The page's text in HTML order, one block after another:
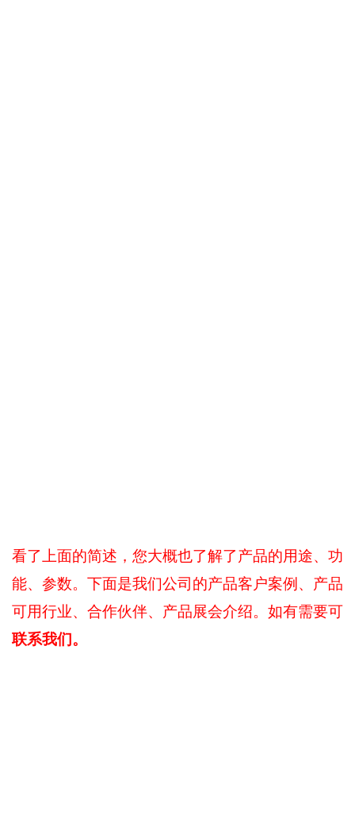
看了上面的简述，您大概也了解了产品的用途、功
能、参数。下面是我们公司的产品客户案例、产品
可用行业、合作伙伴、产品展会介绍。如有需要可
联系我们。